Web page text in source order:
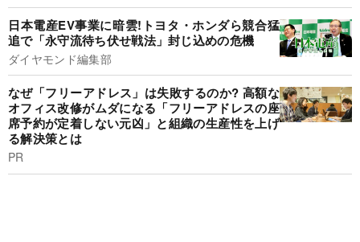
日本電産EV事業に暗雲!トヨタ・ホンダら競合猛
追で「永守流待ち伏せ戦法」封じ込めの危機
ダイヤモンド編集部
なぜ「フリーアドレス」は失敗するのか? 高額な
オフィス改修がムダになる「フリーアドレスの座
席予約が定着しない元凶」と組織の生産性を上げ
る解決策とは
PR